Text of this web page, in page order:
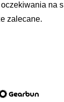
na
zalecane.